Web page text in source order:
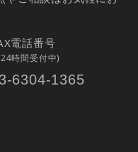
電話番号
時間受付中)
6304-1365